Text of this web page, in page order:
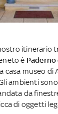
itinerario
è Paderno
casa museo di
Gli ambienti
da
di oggetti